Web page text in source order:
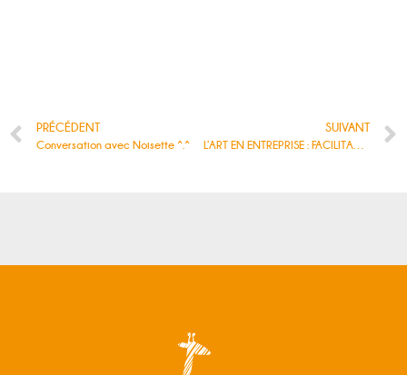
PRÉCÉDENT
Conversation avec Noisette ^.^
SUIVANT
L’ART EN ENTREPRISE : FACILITATEUR DE COMMUNICATION